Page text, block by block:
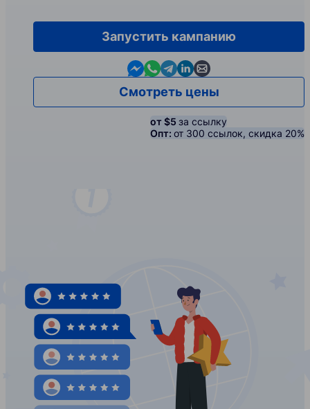
Запустить кампанию
Contact us in Messenger
Contact us in WhatsApp
Contact us in Telegram
Contact us in Linkedin
Contact us by email
Смотреть цены
от $5 за ссылку
Опт: от 300 ссылок, скидка 20%